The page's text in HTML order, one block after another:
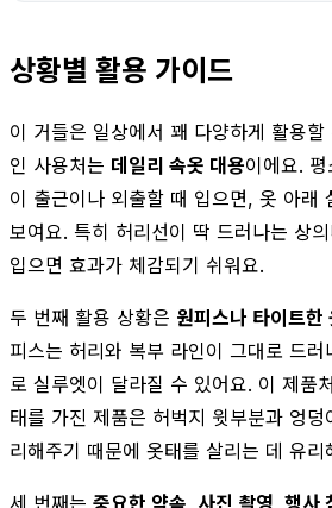
상황별 활용 가이드
이 거들은 일상에서 꽤 다양하게 활용
인 사용처는 데일리 속옷 대용이에요.
이 출근이나 외출할 때 입으면, 옷 아래
보여요. 특히 허리선이 딱 드러나는 상
입으면 효과가 체감되기 쉬워요.
두 번째 활용 상황은 원피스나 타이트한
피스는 허리와 복부 라인이 그대로 드
로 실루엣이 달라질 수 있어요. 이 제품
태를 가진 제품은 허벅지 윗부분과 엉
리해주기 때문에 옷태를 살리는 데 유리
세 번째는 중요한 약속, 사진 촬영, 행사